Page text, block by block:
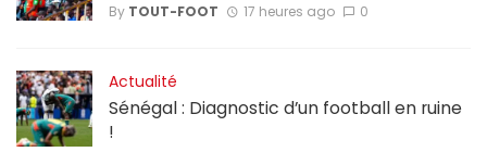
By TOUT-FOOT 17 heures ago 0
Actualité
Sénégal : Diagnostic d’un football en ruine
!